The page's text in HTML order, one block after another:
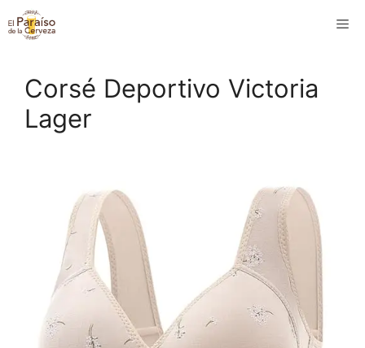
Saltar
al
Corsé Deportivo Victoria
Lager